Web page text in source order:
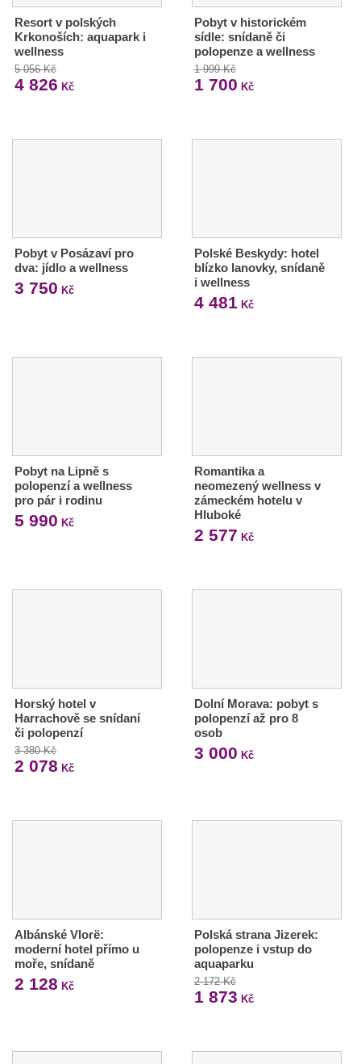
Resort v polských
Krkonoších: aquapark i
wellness
5 056 Kč
4 826 Kč
Pobyt v historickém
sídle: snídaně či
polopenze a wellness
1 999 Kč
1 700 Kč
Pobyt v Posázaví pro
dva: jídlo a wellness
3 750 Kč
Polské Beskydy: hotel
blízko lanovky, snídaně
i wellness
4 481 Kč
Pobyt na Lipně s
polopenzí a wellness
pro pár i rodinu
5 990 Kč
Romantika a
neomezený wellness v
zámeckém hotelu v
Hluboké
2 577 Kč
Horský hotel v
Harrachově se snídaní
či polopenzí
3 380 Kč
2 078 Kč
Dolní Morava: pobyt s
polopenzí až pro 8
osob
3 000 Kč
Albánské Vlorë:
moderní hotel přímo u
moře, snídaně
2 128 Kč
Polská strana Jizerek:
polopenze i vstup do
aquaparku
2 172 Kč
1 873 Kč